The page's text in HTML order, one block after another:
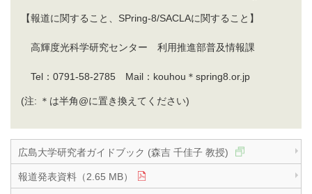
【報道に関すること、SPring-8/SACLAに関すること】
高輝度光科学研究センター 利用推進部普及情報課
Tel：0791-58-2785 Mail：kouhou＊spring8.or.jp
(注: ＊は半角@に置き換えてください)
広島大学研究者ガイドブック (森吉 千佳子 教授)
報道発表資料（2.65 MB）